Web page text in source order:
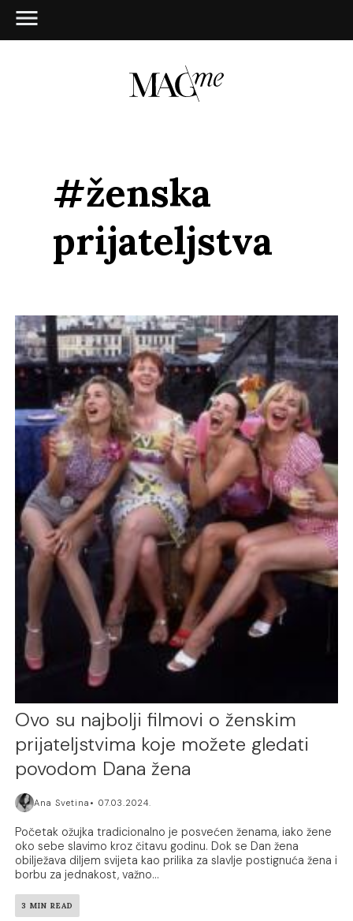
#ženska
prijateljstva
Ovo su najbolji filmovi o ženskim
prijateljstvima koje možete gledati
povodom Dana žena
Ana Svetina 07.03.2024.
Početak ožujka tradicionalno je posvećen ženama, iako žene
oko sebe slavimo kroz čitavu godinu. Dok se Dan žena
obilježava diljem svijeta kao prilika za slavlje postignuća žena i
borbu za jednakost, važno...
3 MIN READ